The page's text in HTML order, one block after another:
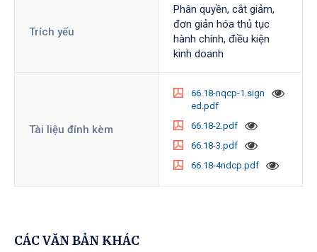
Trích yếu
Phân quyền, cắt giảm,
đơn giản hóa thủ tục
hành chính, điều kiện
kinh doanh
Tài liệu đính kèm
66.18-nqcp-1.sign
ed.pdf
66.18-2.pdf
66.18-3.pdf
66.18-4ndcp.pdf
CÁC VĂN BẢN KHÁC